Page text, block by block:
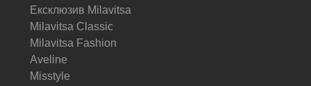
Ексклюзив Milavitsa
Milavitsa Classic
Milavitsa Fashion
Aveline
Misstyle